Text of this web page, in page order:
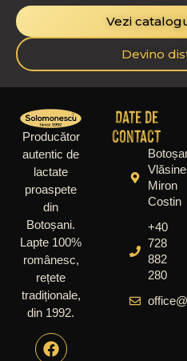
Vezi
Devino
Producător
autentic de
lactate
proaspete
din
Botoșani.
Lapte 100%
românesc,
rețete
tradiționale,
din 1992.
Date de
contact
Miron
Costin
+40
728
882
280